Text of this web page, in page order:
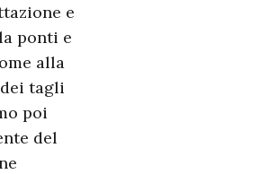
e
ponti e
alla
tagli
poi
del